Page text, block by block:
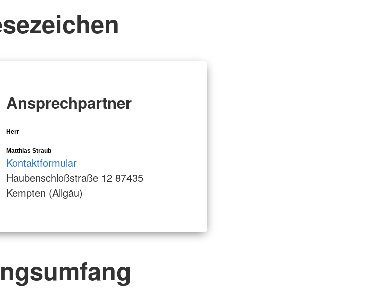
Ansprechpartner
Herr
Matthias Straub
Kontaktformular
Haubenschloßstraße 12 87435
Kempten (Allgäu)